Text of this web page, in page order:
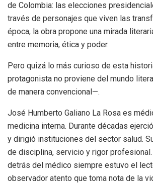
de Colombia: las elecciones
través de personajes que viven las
época, la obra propone una mirada
entre memoria, ética y poder.
Pero quizá lo más curioso de esta
protagonista no proviene del mundo
de manera convencional—.
José Humberto Galiano La Rosa es
medicina interna. Durante décadas
y dirigió instituciones del sector salud.
de disciplina, servicio y rigor profesional.
detrás del médico siempre estuvo el
observador atento que toma nota de la